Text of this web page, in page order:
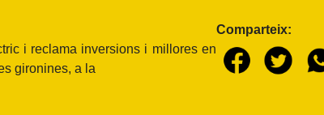
i reclama inversions i millores en
gironines, a la
Comparteix: